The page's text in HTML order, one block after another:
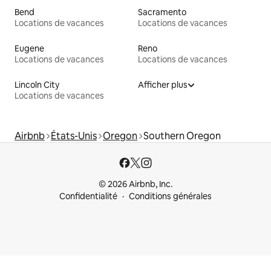
Bend
Locations de vacances
Sacramento
Locations de vacances
Eugene
Locations de vacances
Reno
Locations de vacances
Lincoln City
Locations de vacances
Afficher plus
Airbnb États-Unis Oregon Southern Oregon
© 2026 Airbnb, Inc.
Confidentialité
Conditions générales